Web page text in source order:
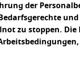
der
zu stoppen.